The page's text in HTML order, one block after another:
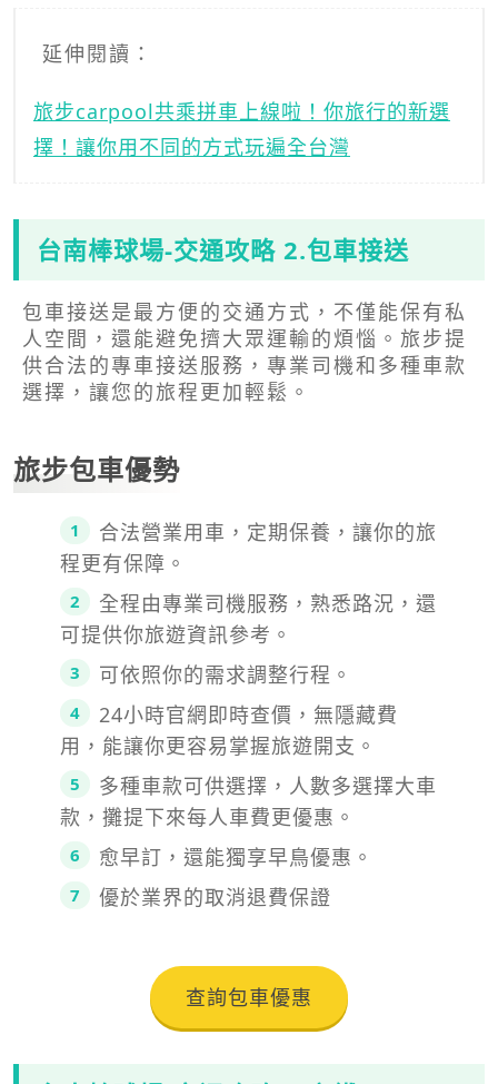
延伸閱讀：
旅步carpool共乘拼車上線啦！你旅行的新選
擇！讓你用不同的方式玩遍全台灣
台南棒球場-交通攻略 2.包車接送
包車接送是最方便的交通方式，不僅能保有私
人空間，還能避免擠大眾運輸的煩惱。旅步提
供合法的專車接送服務，專業司機和多種車款
選擇，讓您的旅程更加輕鬆。
旅步包車優勢
合法營業用車，定期保養，讓你的旅
程更有保障。
全程由專業司機服務，熟悉路況，還
可提供你旅遊資訊參考。
可依照你的需求調整行程。
24小時官網即時查價，無隱藏費
用，能讓你更容易掌握旅遊開支。
多種車款可供選擇，人數多選擇大車
款，攤提下來每人車費更優惠。
愈早訂，還能獨享早鳥優惠。
優於業界的取消退費保證
查詢包車優惠